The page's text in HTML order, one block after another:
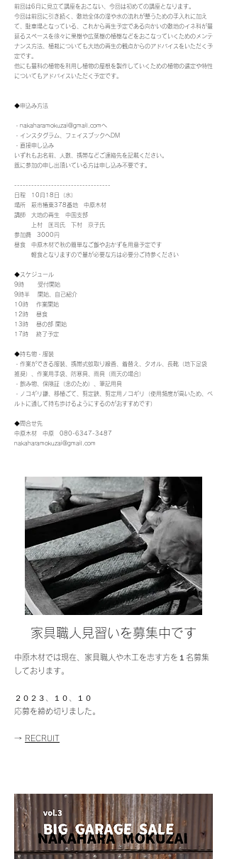
前回は6月に見立て講座をおこない、今回は初めての講座となります。
今回は前回に引き続く、敷地全体の湿や水の流れが整うための手入れに加え
て、駐車場となっている、これから再生予定である向かいの敷地のイネ科が蔓
延るスペースを徐々に果樹や広葉樹の植樹などをおこなっていくためのメンテ
ナンス方法、植栽についても大地の再生の観点からのアドバイスをいただく予
定です。
他にも蔓科の植物を利用し植物の屋根を製作していくための植物の選定や特性
についてもアドバイスいただく予定です。
◆申込み方法
・ nakaharamokuzai@gmail.comへ
・インスタグラム、フェイスブックへDM
・直接申し込み
いずれもお名前、人数、携帯などご連絡先を記載ください。
既に参加の申し出頂いている方は申し込み不要です。
----------------------------------
日程 10月18日（水）
場所 萩市椿東378番地 中原木材
講師 大地の再生 中国支部
上村 匡司氏 下村 京子氏
参加費 3000円
昼食 中原木材で秋の簡単なご飯やおかずを用意予定です
軽食となりますので量が必要な方は必要分ご持参ください
◆スケジュール
9時 受付開始
9時半 開始、自己紹介
10時 作業開始
12時 昼食
13時 昼の部 開始
17時 終了予定
◆持ち物・服装
・作業ができる服装、携帯式蚊取り線香、着替え、タオル、長靴（地下足袋
推奨）、作業用手袋、防寒具、雨具（雨天の場合）
・飲み物、保険証（念のため）、筆記用具
・ノコギリ鎌、移植ごて、剪定鋏、剪定用ノコギリ（使用頻度が高いため、ベ
ルトに通して持ち歩けるようにするのがおすすめです）
◆問合せ先
中原木材 中原 080-6347-3487
nakaharamokuzai@gmail.com
家具職人見習いを募集中です
中原木材では現在、家具職人や木工を志す方を１名募集
しております。
２０２３、１０、１０
​応募を締め切りました。
​→ RECRUIT